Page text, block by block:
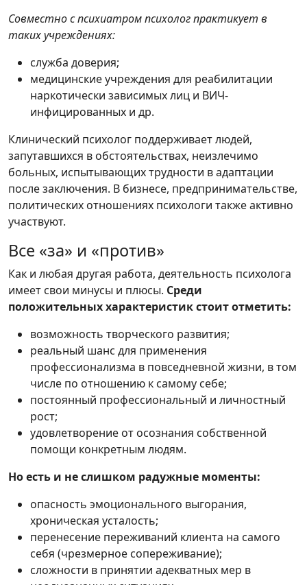
Совместно с психиатром психолог практикует в
таких учреждениях:
служба доверия;
медицинские учреждения для реабилитации
наркотически зависимых лиц и ВИЧ-
инфицированных и др.
Клинический психолог поддерживает людей,
запутавшихся в обстоятельствах, неизлечимо
больных, испытывающих трудности в адаптации
после заключения. В бизнесе, предпринимательстве,
политических отношениях психологи также активно
участвуют.
Все «за» и «против»
Как и любая другая работа, деятельность психолога
имеет свои минусы и плюсы. Среди
положительных характеристик стоит отметить:
возможность творческого развития;
реальный шанс для применения
профессионализма в повседневной жизни, в том
числе по отношению к самому себе;
постоянный профессиональный и личностный
рост;
удовлетворение от осознания собственной
помощи конкретным людям.
Но есть и не слишком радужные моменты:
опасность эмоционального выгорания,
хроническая усталость;
перенесение переживаний клиента на самого
себя (чрезмерное сопереживание);
сложности в принятии адекватных мер в